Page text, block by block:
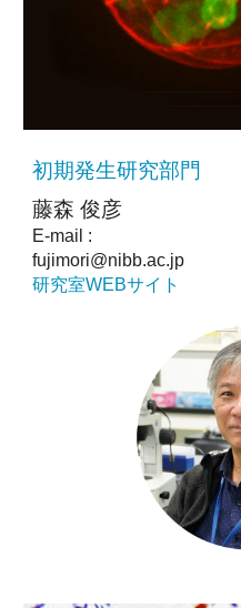
初期発生研究部門
藤森 俊彦
E-mail :
fujimori@nibb.ac.jp
研究室WEBサイト